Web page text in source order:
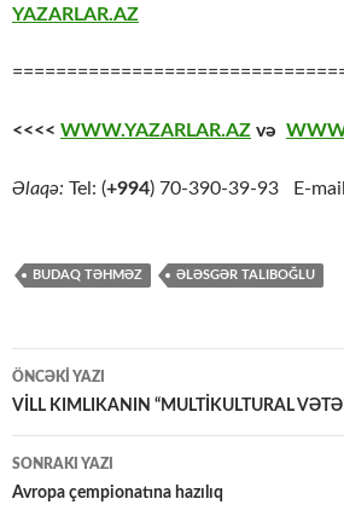
YAZARLAR.AZ
<<<< WWW.YAZARLAR.AZ və
Əlaqə: Tel: (+994) 70-390-39-93 E-
BUDAQ TƏHMƏZ ƏLƏSGƏR TALIBOĞLU
Yazılar
üzrə
naviqasiya
ÖNCƏKI YAZI
VİLL KIMLIKANIN “MULTİKULTURAL
SONRAKI YAZI
Avropa çempionatına hazılıq